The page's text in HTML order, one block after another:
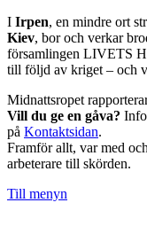
I Irpen, en mindre ort
Kiev, bor och verkar
församlingen LIVETS
till följd av kriget – och
Midnattsropet
Vill du ge en gåva?
på Kontaktsidan.
Framför allt, var med
arbeterare till skörden.
Till menyn